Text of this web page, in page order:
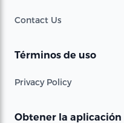
Contact Us
Términos de uso
Privacy Policy
Obtener la aplicación